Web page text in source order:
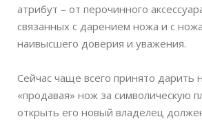
атрибут – от перочинного
связанных с дарением ножа и с
наивысшего доверия и уважения.
Сейчас чаще всего принято дарить
«продавая» нож за символическую
открыть его новый владелец